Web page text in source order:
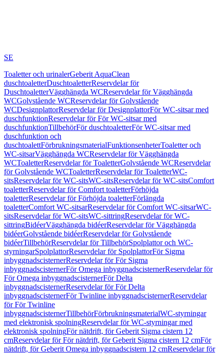
SE
Toaletter och urinalerGeberit AquaClean
duschtoaletterDuschtoaletterReservdelar för
DuschtoaletterVägghängda WCReservdelar för Vägghängda
WCGolvstående WCReservdelar för Golvstående
WCDesignplattorReservdelar för DesignplattorFör WC-sitsar med
duschfunktionReservdelar för För WC-sitsar med
duschfunktionTillbehörFör duschtoaletterFör WC-sitsar med
duschfunktion och
duschtoalettFörbrukningsmaterialFunktionsenheterToaletter och
WC-sitsarVägghängda WCReservdelar för Vägghängda
WCToaletterReservdelar för ToaletterGolvstående WCReservdelar
för Golvstående WCToaletterReservdelar för ToaletterWC-
sitsReservdelar för WC-sitsWC-sitsReservdelar för WC-sitsComfort
toaletterReservdelar för Comfort toaletterFörhöjda
toaletterReservdelar för Förhöjda toaletterFörlängda
toaletterComfort WC-sitsarReservdelar för Comfort WC-sitsarWC-
sitsReservdelar för WC-sitsWC-sittringReservdelar för WC-
sittringBidéerVägghängda bidéerReservdelar för Vägghängda
bidéerGolvstående bidéerReservdelar för Golvstående
bidéerTillbehörReservdelar för TillbehörSpolplattor och WC-
styrningarSpolplattorReservdelar för SpolplattorFör Sigma
inbyggnadscisternerReservdelar för För Sigma
inbyggnadscisternerFör Omega inbyggnadscisternerReservdelar för
För Omega inbyggnadscisternerFör Delta
inbyggnadscisternerReservdelar för För Delta
inbyggnadscisternerFör Twinline inbyggnadscisternerReservdelar
för För Twinline
inbyggnadscisternerTillbehörFörbrukningsmaterialWC-styrningar
med elektronisk spolningReservdelar för WC-styrningar med
elektronisk spolningFör nätdrift, för Geberit Sigma cistern 12
cmReservdelar för För nätdrift, för Geberit Sigma cistern 12 cmFör
nätdrift, för Geberit Omega inbyggnadscistern 12 cmReservdelar för